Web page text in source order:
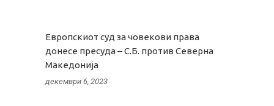
Европскиот суд за човекови права
донесе пресуда – С.Б. против Северна
Македонија
декември 6, 2023